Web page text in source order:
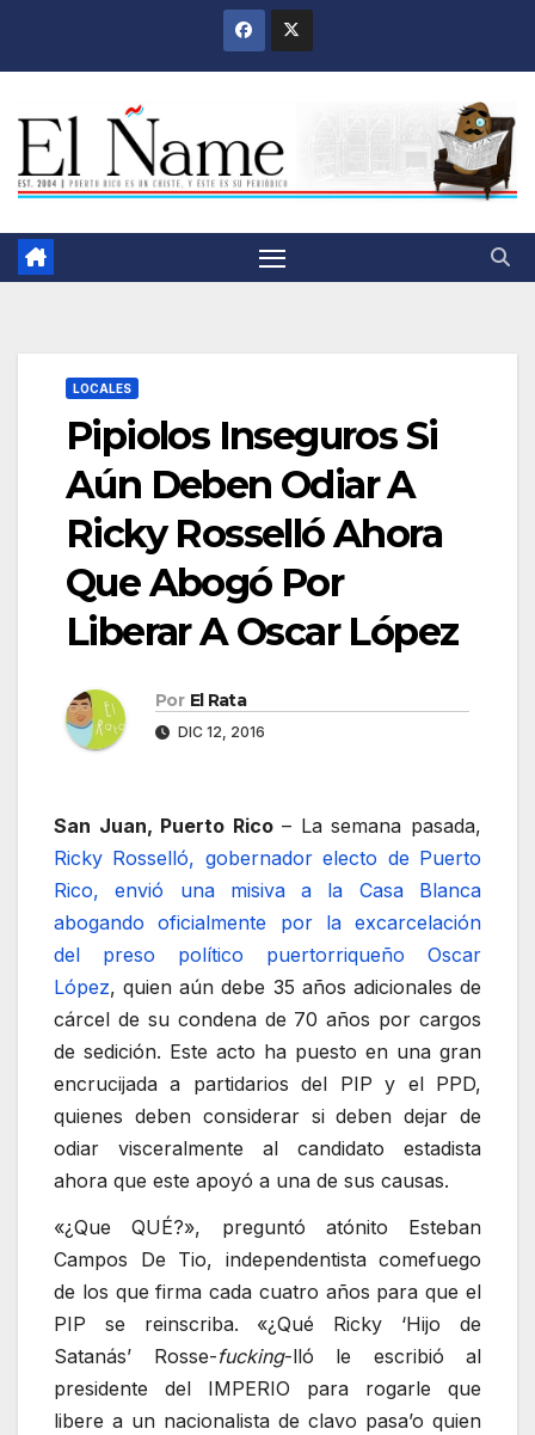
LOCALES
Pipiolos Inseguros Si
Aún Deben Odiar A
Ricky Rosselló Ahora
Que Abogó Por
Liberar A Oscar López
Por El Rata
DIC 12, 2016
San Juan, Puerto Rico– La semana pasada,
Ricky Rosselló, gobernador electo de Puerto
Rico, envió una misiva a la Casa Blanca
abogando oficialmente por la excarcelación
del preso político puertorriqueño Oscar
López, quien aún debe 35 años adicionales de
cárcel de su condena de 70 años por cargos
de sedición. Este acto ha puesto en una gran
encrucijada a partidarios del PIP y el PPD,
quienes deben considerar si deben dejar de
odiar visceralmente al candidato estadista
ahora que este apoyó a una de sus causas.
«¿Que QUÉ?», preguntó atónito Esteban
Campos De Tio, independentista comefuego
de los que firma cada cuatro años para que el
PIP se reinscriba. «¿Qué Ricky ‘Hijo de
Satanás’ Rosse-fucking-lló le escribió al
presidente del IMPERIO para rogarle que
libere a un nacionalista de clavo pasa’o quien